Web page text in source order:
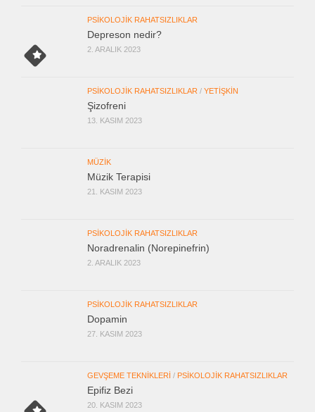
PSIKOLOJIK RAHATSIZLIKLAR
Depreson nedir?
2. ARALIK 2023
PSIKOLOJIK RAHATSIZLIKLAR / YETIŞKIN
Şizofreni
13. KASIM 2023
MÜZIK
Müzik Terapisi
21. KASIM 2023
PSIKOLOJIK RAHATSIZLIKLAR
Noradrenalin (Norepinefrin)
2. ARALIK 2023
PSIKOLOJIK RAHATSIZLIKLAR
Dopamin
27. KASIM 2023
GEVŞEME TEKNIKLERI / PSIKOLOJIK RAHATSIZLIKLAR
Epifiz Bezi
20. KASIM 2023